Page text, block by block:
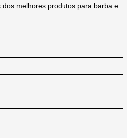
dos melhores produtos para barba e